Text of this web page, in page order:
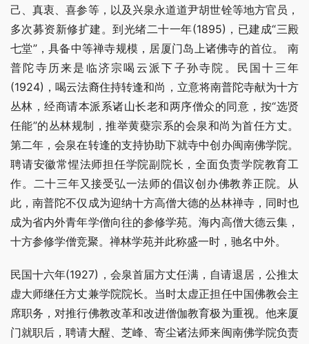
己、真衷、喜参等，以及兴泉永道道尹胡世铨等地方官员，
多次募资新修扩建。到光绪二十一年(1895)，已建成“三殿
七堂”，具备中等禅寺规模，居厦门岛上诸佛寺的首位。 南
普陀寺历来是临济宗喝云派下子孙寺院。民国十三年
(1924)，喝云法裔住持转逢和尚，立意将南普陀寺献为十方
丛林，经商请本派系诸山长老和两序僧众的同意，按“选贤
任能”的丛林规制，推举黄蘗宗系的会泉和尚为首任方丈。
第二年，会泉在转逢的支持协助下就寺中创办闽南佛学院。
聘请安徽常惺法师担任学院副院长，全面负责学院教育工
作。二十三年又接受弘一法师的倡议创办佛教养正院。从
此，南普陀不仅成为迎纳十方高僧大德的丛林禅寺，同时也
成为省内外青年学僧向往的参修学苑。海内高僧大德云集，
十方参修学僧竞聚。禅林学苑并此称盛一时，驰名中外。
民国十六年(1927)，会泉首届方丈任满，自请退居，公推太
虚大师继任方丈兼学院院长。当时太虚正担任中国佛教会主
席职务，对推行佛教改革和改进僧伽教育极为重视。他来厦
门就职后，聘请大醒、芝峰、寄尘诸法师来闽南佛学院负责